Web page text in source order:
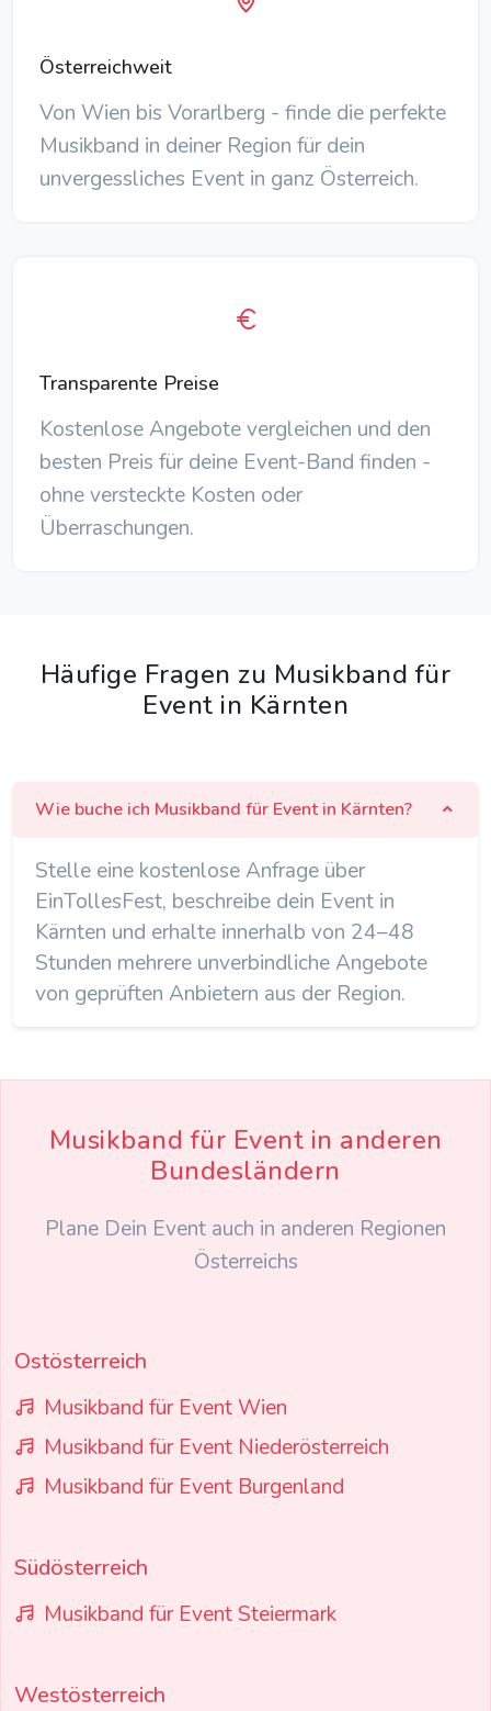
Österreichweit
Von Wien bis Vorarlberg - finde die perfekte
Musikband in deiner Region für dein
unvergessliches Event in ganz Österreich.
Transparente Preise
Kostenlose Angebote vergleichen und den
besten Preis für deine Event-Band finden -
ohne versteckte Kosten oder
Überraschungen.
Häufige Fragen zu Musikband für
Event in Kärnten
Wie buche ich Musikband für Event in Kärnten?
Stelle eine kostenlose Anfrage über
EinTollesFest, beschreibe dein Event in
Kärnten und erhalte innerhalb von 24–48
Stunden mehrere unverbindliche Angebote
von geprüften Anbietern aus der Region.
Musikband für Event in anderen
Bundesländern
Plane Dein Event auch in anderen Regionen
Österreichs
Ostösterreich
Musikband für Event Wien
Musikband für Event Niederösterreich
Musikband für Event Burgenland
Südösterreich
Musikband für Event Steiermark
Westösterreich